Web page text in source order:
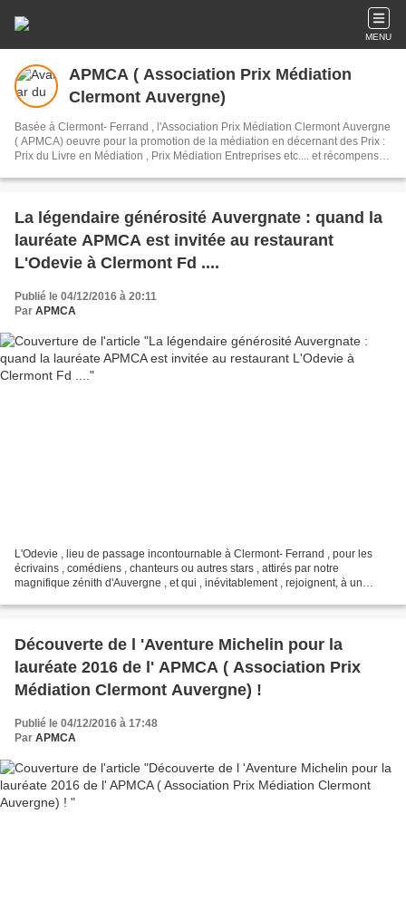
MENU
APMCA ( Association Prix Médiation
Clermont Auvergne)
Basée à Clermont- Ferrand , l'Association Prix Médiation Clermont Auvergne
( APMCA) oeuvre pour la promotion de la médiation en décernant des Prix :
Prix du Livre en Médiation , Prix Médiation Entreprises etc.... et récompense
La légendaire générosité Auvergnate : quand la
lauréate APMCA est invitée au restaurant
L'Odevie à Clermont Fd ....
Publié le 04/12/2016 à 20:11
Par APMCA
L'Odevie , lieu de passage incontournable à Clermont- Ferrand , pour les
écrivains , comédiens , chanteurs ou autres stars , attirés par notre
magnifique zénith d'Auvergne , et qui , inévitablement , rejoignent, à un
Découverte de l 'Aventure Michelin pour la
lauréate 2016 de l' APMCA ( Association Prix
Médiation Clermont Auvergne) !
Publié le 04/12/2016 à 17:48
Par APMCA